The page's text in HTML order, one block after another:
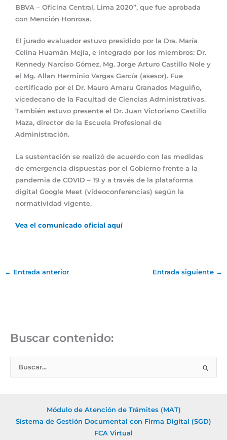
BBVA – Oficina Central, Lima 2020”, que fue aprobada
con Mención Honrosa.
El jurado evaluador estuvo presidido por la Dra. María
Celina Huamán Mejía, e integrado por los miembros: Dr.
Kennedy Narciso Gómez, Mg. Jorge Arturo Castillo Nole y
el Mg. Allan Herminio Vargas García (asesor). Fue
certificado por el Dr. Mauro Amaru Granados Maguiño,
vicedecano de la Facultad de Ciencias Administrativas.
También estuvo presente el Dr. Juan Victoriano Castillo
Maza, director de la Escuela Profesional de
Administración.
La sustentación se realizó de acuerdo con las medidas
de emergencia dispuestas por el Gobierno frente a la
pandemia de COVID – 19 y a través de la plataforma
digital Google Meet (videoconferencias) según la
normatividad vigente.
Vea el comunicado oficial aquí
← Entrada anterior Entrada siguiente →
Buscar contenido:
Módulo de Atención de Trámites (MAT)
Sistema de Gestión Documental con Firma Digital (SGD)
FCA Virtual